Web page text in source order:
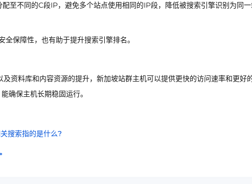
至不同的C段IP，避免多个站点使用相同的IP段，降低被搜索引擎识别为同
保障性，也有助于提升搜索引擎排名。
资料库和内容资源的提升，新加坡站群主机可以提供更快的访问速率和更好
确保主机长期稳固运行。
搜索指的是什么?